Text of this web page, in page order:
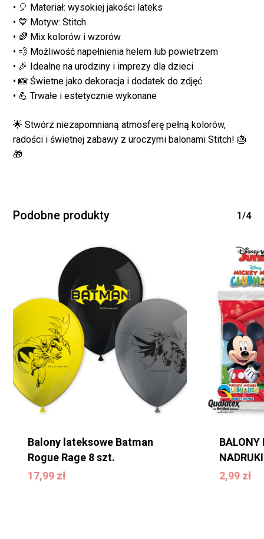
Brak produktów w
koszyku.
WRÓĆ DO SKLEPU
• 🎈 Materiał: wysokiej jakości lateks
• 💙 Motyw: Stitch
• 🌈 Mix kolorów i wzorów
• 💨 Możliwość napełnienia helem lub powietrzem
• 🎉 Idealne na urodziny i imprezy dla dzieci
• 📸 Świetne jako dekoracja i dodatek do zdjęć
• 💪 Trwałe i estetycznie wykonane
🌟 Stwórz niezapomnianą atmosferę pełną kolorów,
radości i świetnej zabawy z uroczymi balonami Stitch! 🎂
🎁
Podobne produkty 1/4
Balony lateksowe Batman
Rogue Rage 8 szt.
17,99 zł
17,99zł
BALONY
2,99 zł
2,99zł